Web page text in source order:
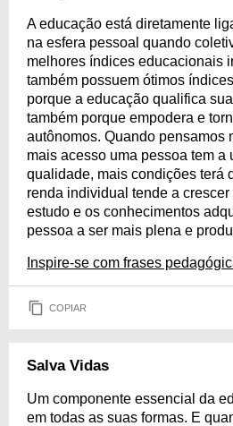
A educação está diretamente
na esfera pessoal quando
melhores índices educacionais
também possuem ótimos
porque a educação qualifica
também porque empodera e
autônomos. Quando pensamos
mais acesso uma pessoa tem a
qualidade, mais condições terá
renda individual tende a
estudo e os conhecimentos
pessoa a ser mais plena e
Inspire-se com frases
COPIAR
Salva Vidas
Um componente essencial da
em todas as suas formas. E